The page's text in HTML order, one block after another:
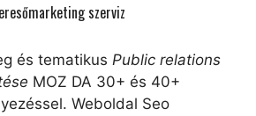
szerviz
és tematikus Public relations
MOZ DA 30+ és 40+
Weboldal Seo